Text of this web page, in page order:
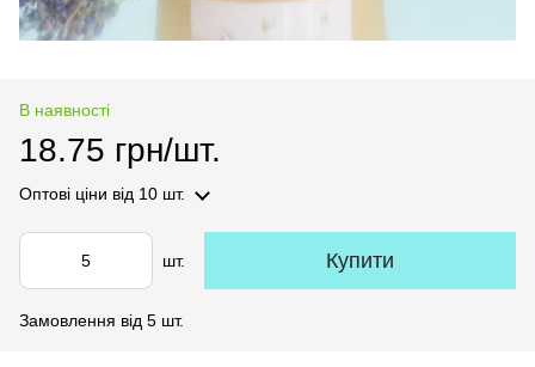
В наявності
18.75 грн/шт.
Оптові ціни від 10 шт.
шт. Купити
Замовлення від 5 шт.